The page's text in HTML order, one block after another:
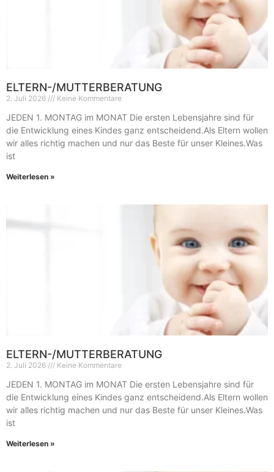
ELTERN-/MUTTERBERATUNG
2. Juli 2026 Keine Kommentare
JEDEN 1. MONTAG im MONAT Die ersten Lebensjahre sind für
die Entwicklung eines Kindes ganz entscheidend.Als Eltern wollen
wir alles richtig machen und nur das Beste für unser Kleines.Was
ist
Weiterlesen »
ELTERN-/MUTTERBERATUNG
2. Juli 2026 Keine Kommentare
JEDEN 1. MONTAG im MONAT Die ersten Lebensjahre sind für
die Entwicklung eines Kindes ganz entscheidend.Als Eltern wollen
wir alles richtig machen und nur das Beste für unser Kleines.Was
ist
Weiterlesen »